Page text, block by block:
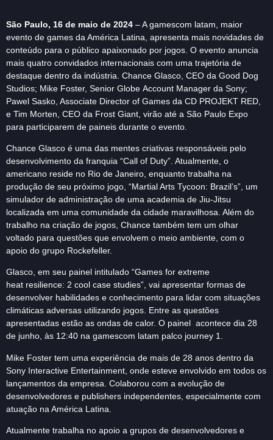
São Paulo, 16 de maio de 2024 – A gamescom latam, maior
evento de games da América Latina, apresenta mais novidades de
conteúdo para o público apaixonado por jogos. O evento anuncia
mais quatro convidados internacionais com uma trajetória de
destaque dentro da indústria. Chance Glasco, CEO da Good Dog
Studios; Mike Foster, Senior Globe Account Manager da Sony;
Pawel Sasko, Associate Director of Games da CD PROJEKT RED,
e Tim Morten, CEO da Frost Giant, virão até a São Paulo Expo
para participarem de paineis durante o evento.
Chance Glasco é uma das mentes criativas responsáveis pelo
desenvolvimento da franquia “Call of Duty”. Atualmente, o
americano reside no Rio de Janeiro, enquanto trabalha na
produção de seu próximo jogo, “Martial Arts Tycoon: Brazil’s”, um
simulador de administração de uma academia de Jiu-Jitsu
localizada em uma comunidade da cidade maravilhosa. Além do
trabalho na criação de jogos, Chance também tem um olhar
voltado para questões que envolvem o meio ambiente, com o
apoio do grupo Rockefeller.
Glasco, em seu painel intitulado “Games for extreme
heat resilience: 2 cool case studies”, vai apresentar formas de
desenvolver habilidades e conhecimento para lidar com situações
climáticas adversas utilizando jogos. Entre as questões
apresentadas estão as ondas de calor. O painel acontece dia 28
de junho, às 12:40 na gamescom latam palco journey 1.
Mike Foster tem uma experiência de mais de 28 anos dentro da
Sony Interactive Entertainment, onde esteve envolvido em todos os
lançamentos da empresa. Colaborou com a evolução de
desenvolvedores e publishers independentes, especialmente com
atuação na América Latina.
Atualmente trabalha no apoio a grupos de desenvolvedores e